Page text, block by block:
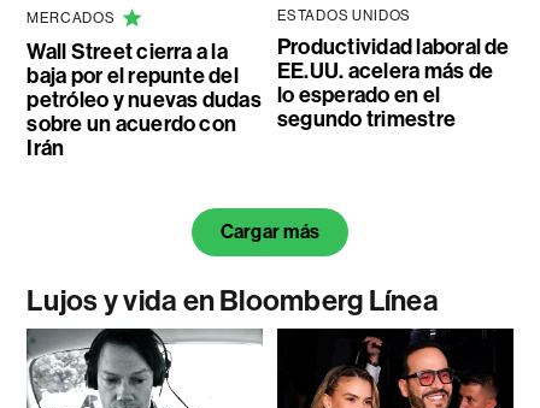
MERCADOS
Wall Street cierra a la
baja por el repunte del
petróleo y nuevas dudas
sobre un acuerdo con
Irán
ESTADOS UNIDOS
Productividad laboral de
EE.UU. acelera más de
lo esperado en el
segundo trimestre
Cargar más
Lujos y vida en Bloomberg Línea